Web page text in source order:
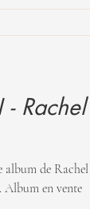
Rachel
de Rachel
Album en vente